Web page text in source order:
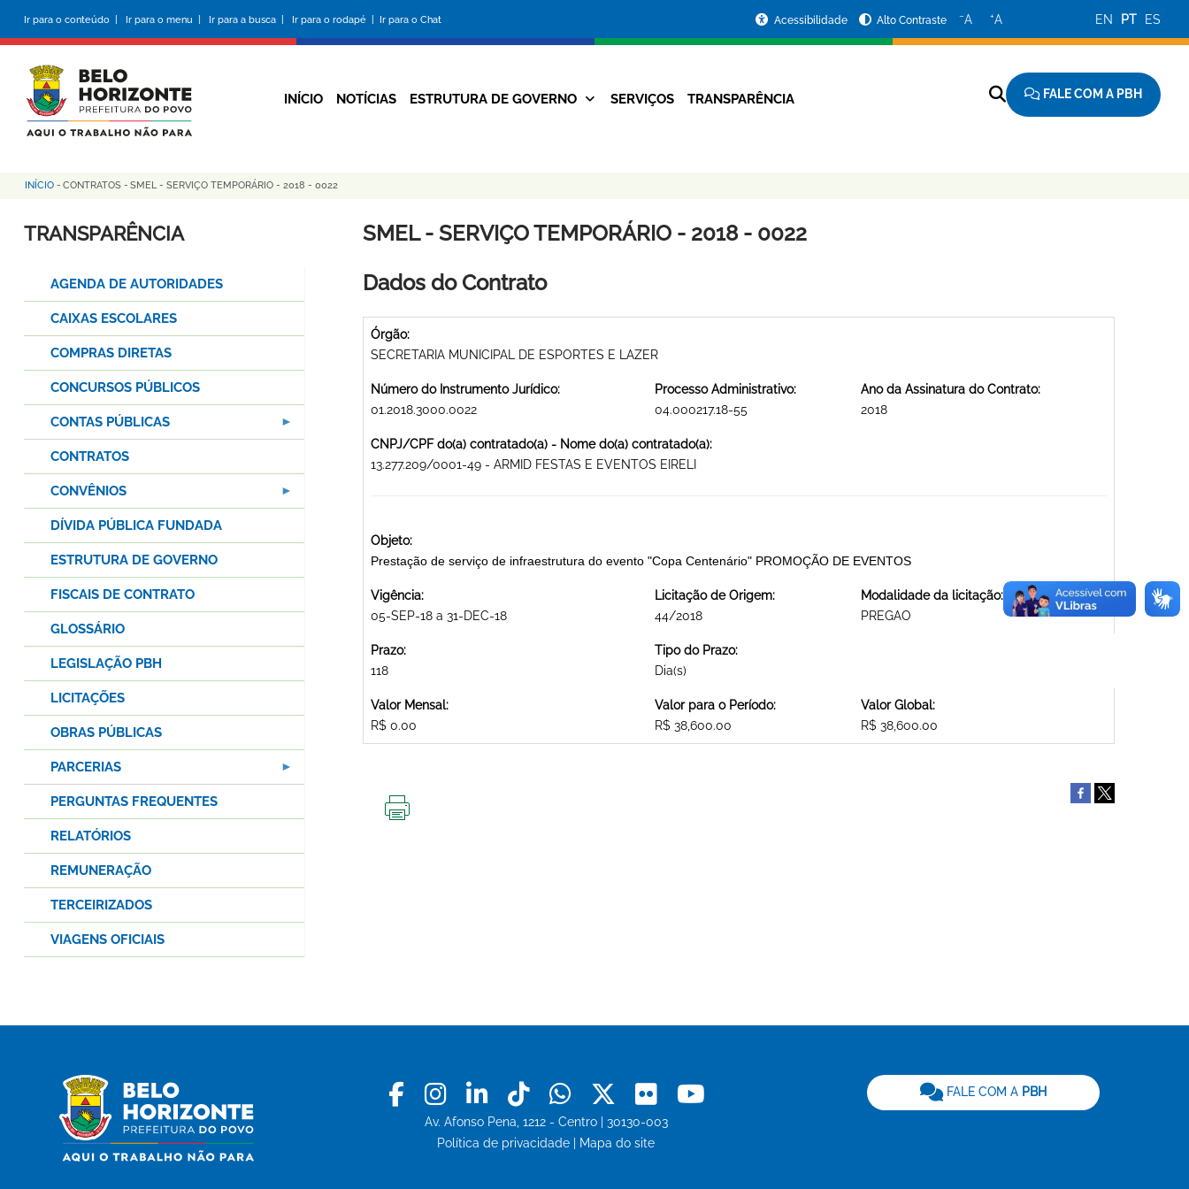
conteúdo
principal
Ir para o conteúdo | Ir para o menu | Ir para a busca | Ir para o rodapé | Ir para o Chat
da
Prefeitura
Acessibilidade Alto Contraste −A +A EN PT ES
Navegação
INÍCIO NOTÍCIAS ESTRUTURA DE GOVERNO SERVIÇOS TRANSPARÊNCIA FALE COM A PBH
Trilha
de
INÍCIO - CONTRATOS - SMEL - SERVIÇO TEMPORÁRIO - 2018 - 0022
SMEL - SERVIÇO TEMPORÁRIO - 2018 - 0022
Dados do Contrato
Órgão:
SECRETARIA MUNICIPAL DE ESPORTES E LAZER
Número do Instrumento Jurídico:
01.2018.3000.0022
Processo Administrativo:
04.000217.18-55
Ano da Assinatura do Contrato:
2018
CNPJ/CPF do(a) contratado(a) - Nome do(a) contratado(a):
13.277.209/0001-49 - ARMID FESTAS E EVENTOS EIRELI
Objeto:
Prestação de serviço de infraestrutura do evento "Copa Centenário" PROMOÇÃO DE EVENTOS
Vigência:
05-SEP-18 a 31-DEC-18
Licitação de Origem:
44/2018
Modalidade da licitação:
PREGAO
Prazo:
118
Tipo do Prazo:
Dia(s)
Valor Mensal:
R$ 0.00
Valor para o Período:
R$ 38,600.00
Valor Global:
R$ 38,600.00
TRANSPARÊNCIA
AGENDA DE AUTORIDADES
CAIXAS ESCOLARES
COMPRAS DIRETAS
CONCURSOS PÚBLICOS
CONTAS PÚBLICAS
CONTRATOS
CONVÊNIOS
DÍVIDA PÚBLICA FUNDADA
ESTRUTURA DE GOVERNO
FISCAIS DE CONTRATO
GLOSSÁRIO
LEGISLAÇÃO PBH
LICITAÇÕES
OBRAS PÚBLICAS
PARCERIAS
PERGUNTAS FREQUENTES
RELATÓRIOS
REMUNERAÇÃO
TERCEIRIZADOS
VIAGENS OFICIAIS
Facebook
Instagram
LinkedinTiktokWhatsapp
X Flickr
Av. Afonso Pena, 1212 - Centro | 30130-003
Política de privacidade
Mapa do site
FALE COM A PBH